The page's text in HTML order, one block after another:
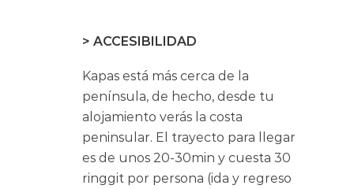
> ACCESIBILIDAD
Kapas está más cerca de la
península, de hecho, desde tu
alojamiento verás la costa
peninsular. El trayecto para llegar
es de unos 20-30min y cuesta 30
ringgit por persona (ida y regreso